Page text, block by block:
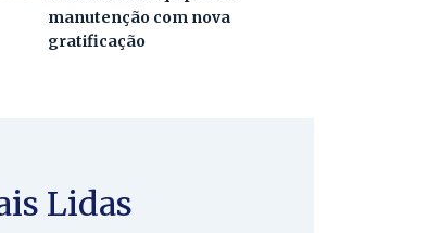
manutenção com nova
gratificação
Lidas